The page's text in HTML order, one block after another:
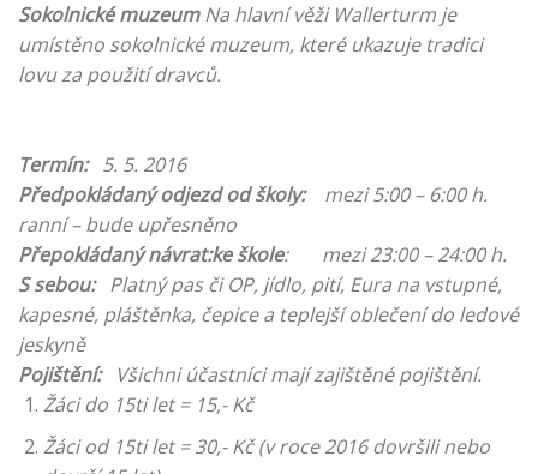
Sokolnické muzeumNa hlavní věži Wallerturm je
umístěno sokolnické muzeum, které ukazuje tradici
lovu za použití dravců.
Termín:5. 5. 2016
Předpokládaný odjezd od školy:mezi 5:00 – 6:00 h.
ranní – bude upřesněno
Přepokládaný návrat:ke škole: mezi 23:00 – 24:00 h.
S sebou:Platný pas či OP, jídlo, pití, Eura na vstupné,
kapesné, pláštěnka, čepice a teplejší oblečení do ledové
jeskyně
Pojištění:Všichni účastníci mají zajištěné pojištění.
Žáci do 15ti let = 15,- Kč
Žáci od 15ti let = 30,- Kč (v roce 2016 dovršili nebo